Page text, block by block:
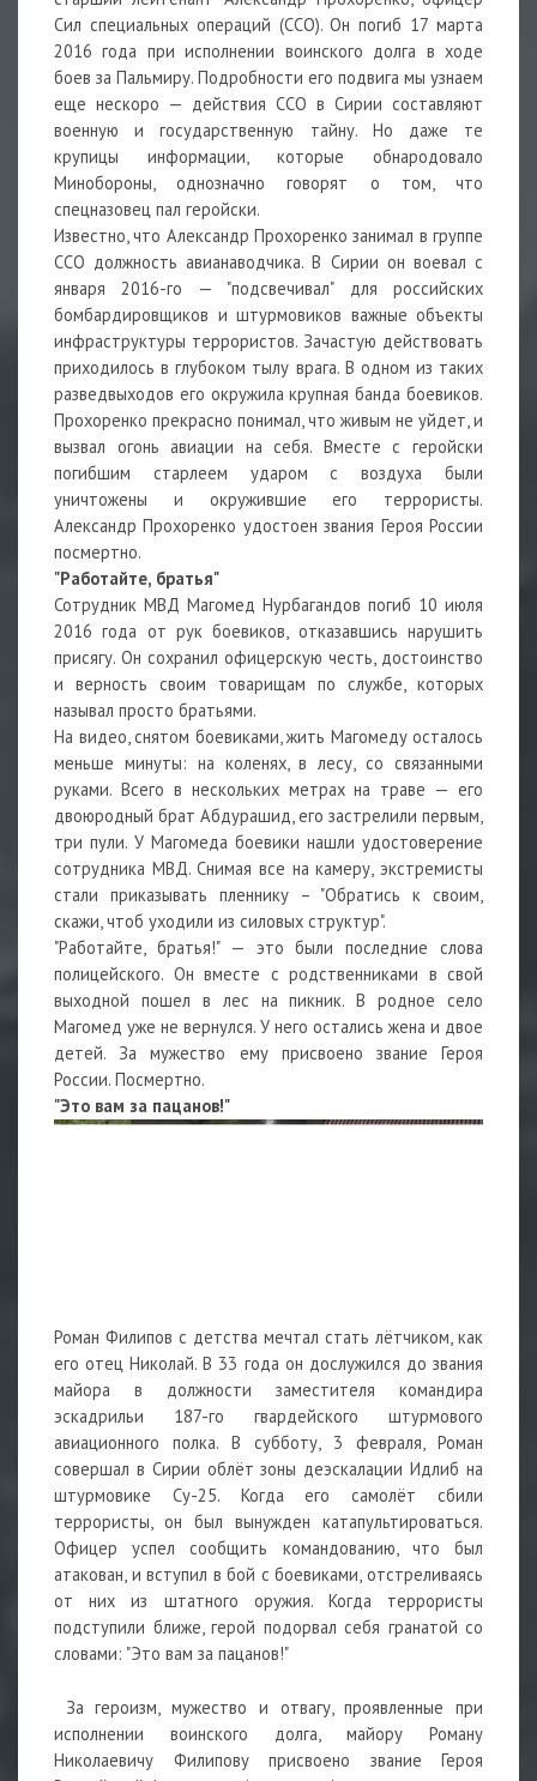
Сил специальных операций (ССО). Он погиб 17 марта
2016 года при исполнении воинского долга в ходе
боев за Пальмиру. Подробности его подвига мы узнаем
еще нескоро — действия ССО в Сирии составляют
военную и государственную тайну. Но даже те
крупицы информации, которые обнародовало
Минобороны, однозначно говорят о том, что
спецназовец пал геройски.
Известно, что Александр Прохоренко занимал в группе
ССО должность авианаводчика. В Сирии он воевал с
января 2016-го — "подсвечивал" для российских
бомбардировщиков и штурмовиков важные объекты
инфраструктуры террористов. Зачастую действовать
приходилось в глубоком тылу врага. В одном из таких
разведвыходов его окружила крупная банда боевиков.
Прохоренко прекрасно понимал, что живым не уйдет, и
вызвал огонь авиации на себя. Вместе с геройски
погибшим старлеем ударом с воздуха были
уничтожены и окружившие его террористы.
Александр Прохоренко удостоен звания Героя России
посмертно.
"Работайте, братья"
Сотрудник МВД Магомед Нурбагандов погиб 10 июля
2016 года от рук боевиков, отказавшись нарушить
присягу. Он сохранил офицерскую честь, достоинство
и верность своим товарищам по службе, которых
называл просто братьями.
На видео, снятом боевиками, жить Магомеду осталось
меньше минуты: на коленях, в лесу, со связанными
руками. Всего в нескольких метрах на траве — его
двоюродный брат Абдурашид, его застрелили первым,
три пули. У Магомеда боевики нашли удостоверение
сотрудника МВД. Снимая все на камеру, экстремисты
стали приказывать пленнику – "Обратись к своим,
скажи, чтоб уходили из силовых структур".
"Работайте, братья!" — это были последние слова
полицейского. Он вместе с родственниками в свой
выходной пошел в лес на пикник. В родное село
Магомед уже не вернулся. У него остались жена и двое
детей. За мужество ему присвоено звание Героя
России. Посмертно.
"Это вам за пацанов!"
Роман Филипов с детства мечтал стать лётчиком, как
его отец Николай. В 33 года он дослужился до звания
майора в должности заместителя командира
эскадрильи 187-го гвардейского штурмового
авиационного полка. В субботу, 3 февраля, Роман
совершал в Сирии облёт зоны деэскалации Идлиб на
штурмовике Су-25. Когда его самолёт сбили
террористы, он был вынужден катапультироваться.
Офицер успел сообщить командованию, что был
атакован, и вступил в бой с боевиками, отстреливаясь
от них из штатного оружия. Когда террористы
подступили ближе, герой подорвал себя гранатой со
словами: "Это вам за пацанов!"
За героизм, мужество и отвагу, проявленные при
исполнении воинского долга, майору Роману
Николаевичу Филипову присвоено звание Героя